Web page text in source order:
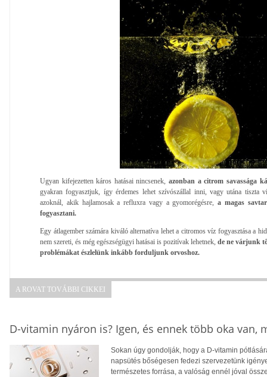
Ugyan kifejezetten káros hatásai nincsenek,azonban a citrom savassága
gyakran fogyasztjuk, így érdemes lehet szívószállal inni, vagy utána tiszta
azoknál, akik hajlamosak a refluxra vagy a gyomorégésre,a magas
fogyasztani.
Egy átlagember számára kiváló alternatíva lehet a citromos víz fogyasztása a
nem szereti, és még egészségügyi hatásai is pozitívak lehetnek, de ne várjunk
problémákat észlelünk inkább forduljunk orvoshoz.
A ROVAT TOVÁBBI CIKKEI
D-vitamin nyáron is? Igen, és ennek több oka van,
Sokan úgy gondolják, hogy a D-vitamin
napsütés bőségesen fedezi szervezetünk
természetes forrása, a valóság ennél jóval